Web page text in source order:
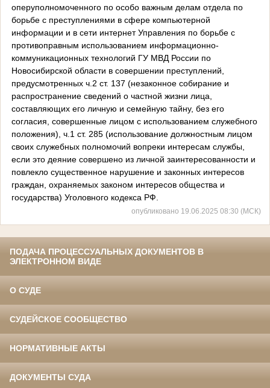
оперуполномоченного по особо важным делам отдела по
борьбе с преступлениями в сфере компьютерной
информации и в сети интернет Управления по борьбе с
противоправным использованием информационно-
коммуникационных технологий ГУ МВД России по
Новосибирской области в совершении преступлений,
предусмотренных ч.2 ст. 137 (незаконное собирание и
распространение сведений о частной жизни лица,
составляющих его личную и семейную тайну, без его
согласия, совершенные лицом с использованием служебного
положения), ч.1 ст. 285 (использование должностным лицом
своих служебных полномочий вопреки интересам службы,
если это деяние совершено из личной заинтересованности и
повлекло существенное нарушение и законных интересов
граждан, охраняемых законом интересов общества и
государства) Уголовного кодекса РФ.
опубликовано 19.06.2025 08:30 (МСК)
ПОДАЧА ПРОЦЕССУАЛЬНЫХ ДОКУМЕНТОВ В
ЭЛЕКТРОННОМ ВИДЕ
О СУДЕ
СУДЕЙСКОЕ СООБЩЕСТВО
НОРМАТИВНЫЕ АКТЫ
ДОКУМЕНТЫ СУДА